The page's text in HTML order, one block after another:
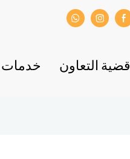
خدمات قضية التعاون